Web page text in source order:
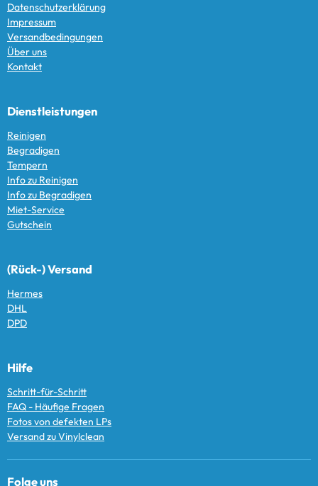
Datenschutzerklärung
Impressum
Versandbedingungen
Über uns
Kontakt
Dienstleistungen
Reinigen
Begradigen
Tempern
Info zu Reinigen
Info zu Begradigen
Miet-Service
Gutschein
(Rück-) Versand
Hermes
DHL
DPD
Hilfe
Schritt-für-Schritt
FAQ - Häufige Fragen
Fotos von defekten LPs
Versand zu Vinylclean
Folge uns